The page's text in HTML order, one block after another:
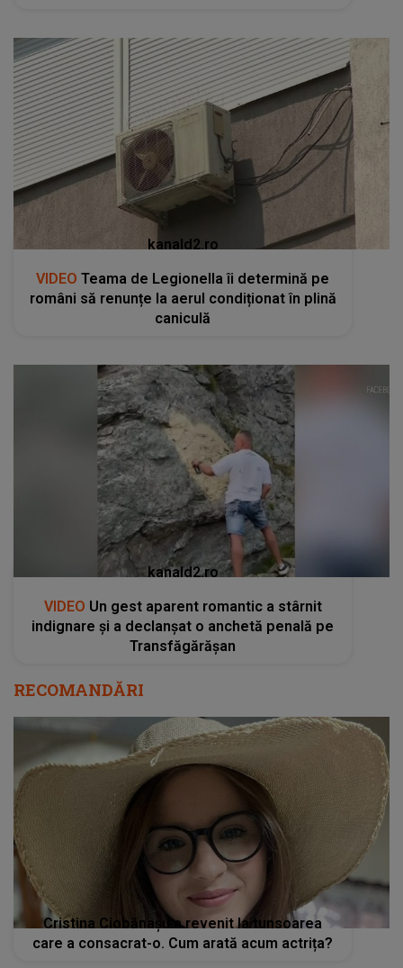
kanald2.ro
VIDEO Teama de Legionella îi determină pe
români să renunțe la aerul condiționat în plină
caniculă
kanald2.ro
VIDEO Un gest aparent romantic a stârnit
indignare și a declanșat o anchetă penală pe
Transfăgărășan
RECOMANDĂRI
Cristina Ciobănașu a revenit la tunsoarea
care a consacrat-o. Cum arată acum actrița?